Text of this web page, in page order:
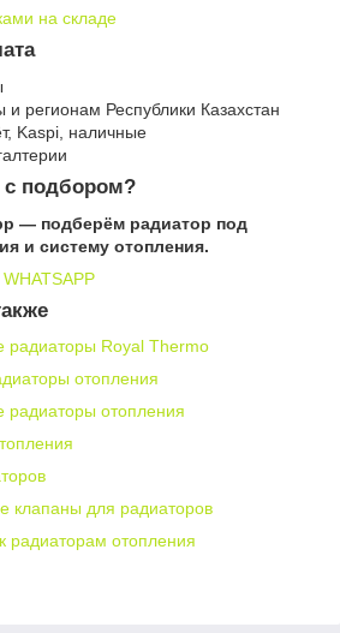
на складе
регионам Республики Казахстан
Kaspi, наличные
подбором?
— подберём радиатор под
и систему отопления.
радиаторы Royal Thermo
отопления
радиаторы отопления
клапаны для радиаторов
радиаторам отопления